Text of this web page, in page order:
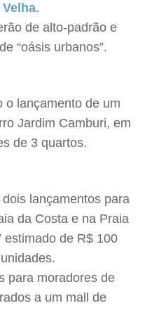
.
de alto-padrão e
“oásis urbanos”.
o lançamento de um
Jardim Camburi, em
de 3 quartos.
lançamentos para
da Costa e na Praia
de R$ 100
para moradores de
a um mall de